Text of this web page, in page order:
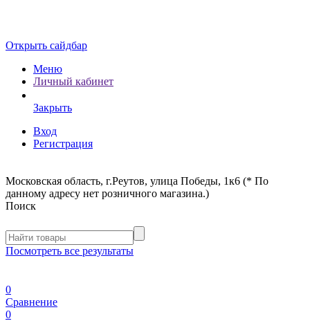
Открыть сайдбар
Меню
Личный кабинет
Закрыть
Вход
Регистрация
Московская область, г.Реутов, улица Победы, 1к6 (* По
данному адресу нет розничного магазина.)
Поиск
Посмотреть все результаты
0
Сравнение
0